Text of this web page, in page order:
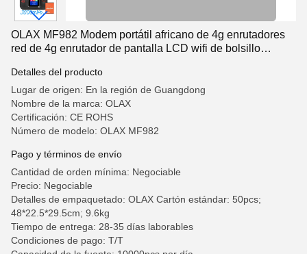
OLAX MF982 Modem portátil africano de 4g enrutadores
red de 4g enrutador de pantalla LCD wifi de bolsillo
Detalles del producto
Lugar de origen: En la región de Guangdong
Nombre de la marca: OLAX
Certificación: CE ROHS
Número de modelo: OLAX MF982
Pago y términos de envío
Cantidad de orden mínima: Negociable
Precio: Negociable
Detalles de empaquetado: OLAX Cartón estándar: 50pcs;
48*22.5*29.5cm; 9.6kg
Tiempo de entrega: 28-35 días laborables
Condiciones de pago: T/T